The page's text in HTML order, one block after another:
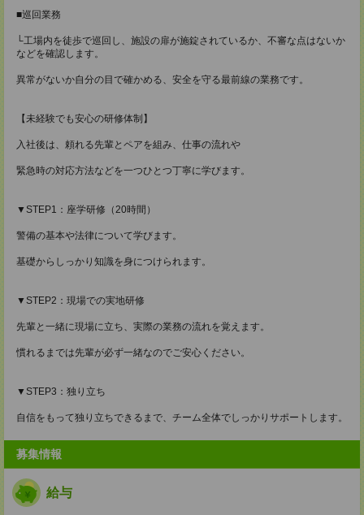
■巡回業務
└工場内を徒歩で巡回し、施設の扉が施錠されているか、不審な点はないか
などを確認します。
異常がないか自分の目で確かめる、安全を守る最前線の業務です。
【未経験でも安心の研修体制】
入社後は、頼れる先輩とペアを組み、仕事の流れや
緊急時の対応方法などを一つひとつ丁寧に学びます。
▼STEP1：座学研修（20時間）
警備の基本や法律について学びます。
基礎からしっかり知識を身につけられます。
▼STEP2：現場での実地研修
先輩と一緒に現場に立ち、実際の業務の流れを覚えます。
慣れるまでは先輩が必ず一緒なのでご安心ください。
▼STEP3：独り立ち
自信をもって独り立ちできるまで、チーム全体でしっかりサポートします。
募集情報
給与